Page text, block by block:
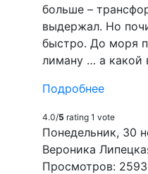
больше –
выдержал. Но
быстро. До моря
лиману … а какой
Подробнее
4.0/5 rating 1 vote
Понедельник, 30
Вероника
Просмотров: 2593